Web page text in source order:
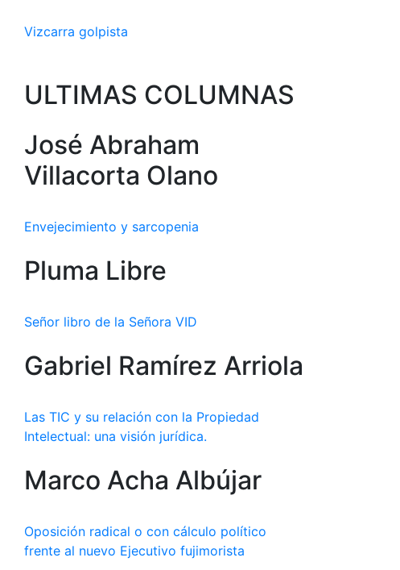
Vizcarra golpista
ULTIMAS COLUMNAS
José Abraham
Villacorta Olano
Envejecimiento y sarcopenia
Pluma Libre
Señor libro de la Señora VID
Gabriel Ramírez Arriola
Las TIC y su relación con la Propiedad
Intelectual: una visión jurídica.
Marco Acha Albújar
Oposición radical o con cálculo político
frente al nuevo Ejecutivo fujimorista